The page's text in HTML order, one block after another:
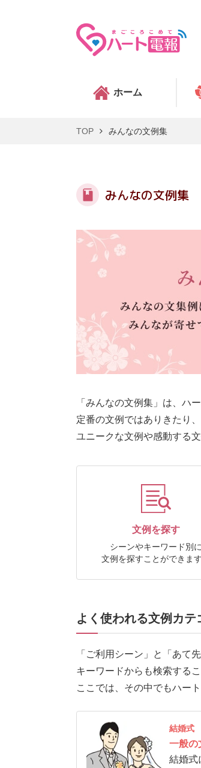
ホーム
TOP みんなの文例集
みんなの文例集
「みんなの文例集」は、ハ
定番の文例ではありきたり
ユニークな文例や感動する
文例を探す
シーンやキーワード別に
文例を探すことができます
よく使われる文例カテ
「ご利用シーン」と「あて
キーワードからも検索する
ここでは、その中でもハー
結婚式
一般の
結婚式